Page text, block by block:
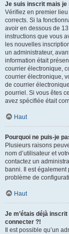
Je suis inscrit mais je
Vérifiez en premier
corrects. Si la
avoir en dessous de
instructions que vous
les nouvelles
un administrateur,
information était
courrier électronique,
courrier électronique,
de courrier
pourriel. Si vous êtes
avez spécifiée était
Haut
Pourquoi ne puis-je
Plusieurs raisons
nom d’utilisateur et
contactez un
banni. Il est
problème de
Haut
Je m’étais déjà
connecter ?!
Il est possible qu’un